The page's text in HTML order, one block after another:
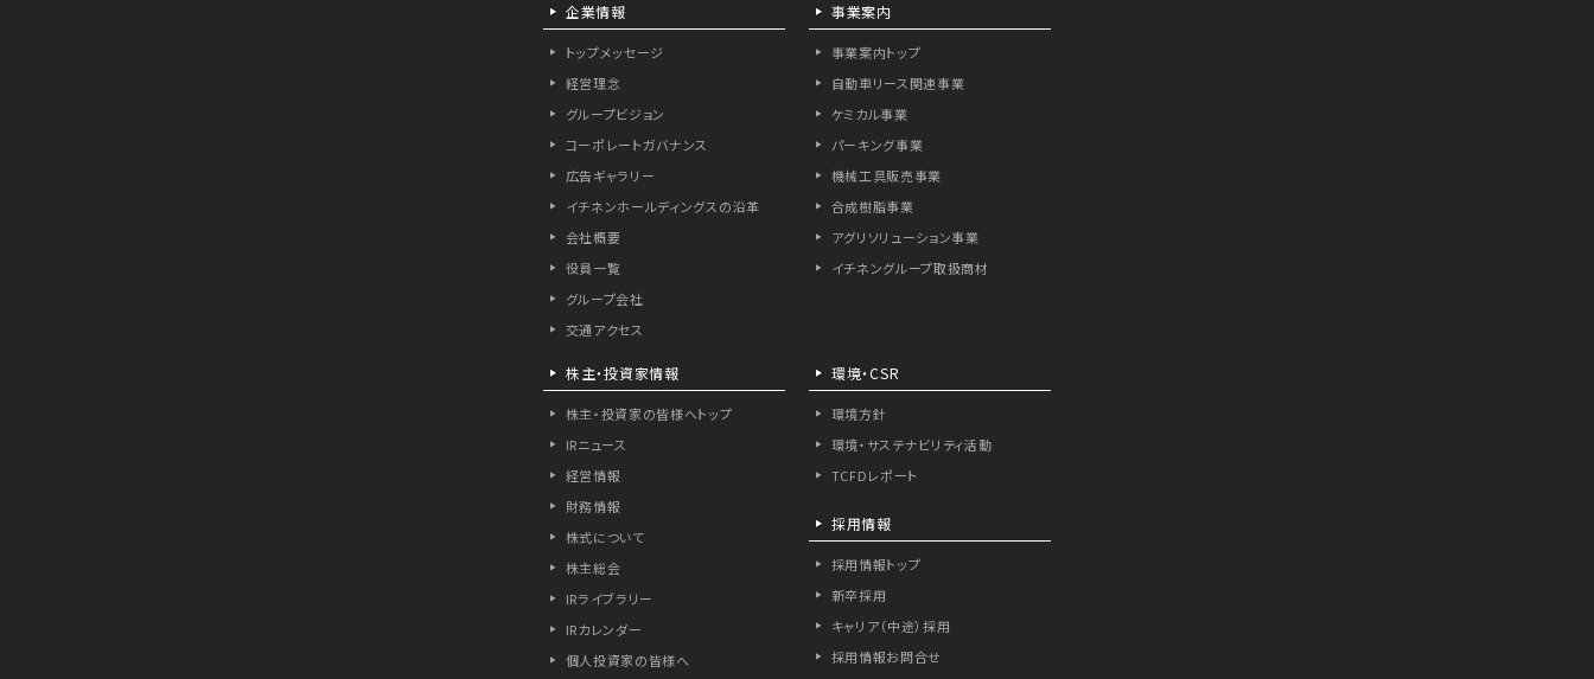
企業情報
トップメッセージ
経営理念
グループビジョン
コーポレートガバナンス
広告ギャラリー
イチネンホールディングスの沿革
会社概要
役員一覧
グループ会社
交通アクセス
事業案内
事業案内トップ
自動車リース関連事業
ケミカル事業
パーキング事業
機械工具販売事業
合成樹脂事業
アグリソリューション事業
イチネングループ取扱商材
株主・投資家情報
株主・投資家の皆様へトップ
IRニュース
経営情報
財務情報
株式について
株主総会
IRライブラリー
IRカレンダー
個人投資家の皆様へ
環境・CSR
環境方針
環境・サステナビリティ活動
TCFDレポート
採用情報
採用情報トップ
新卒採用
キャリア（中途）採用
採用情報お問合せ